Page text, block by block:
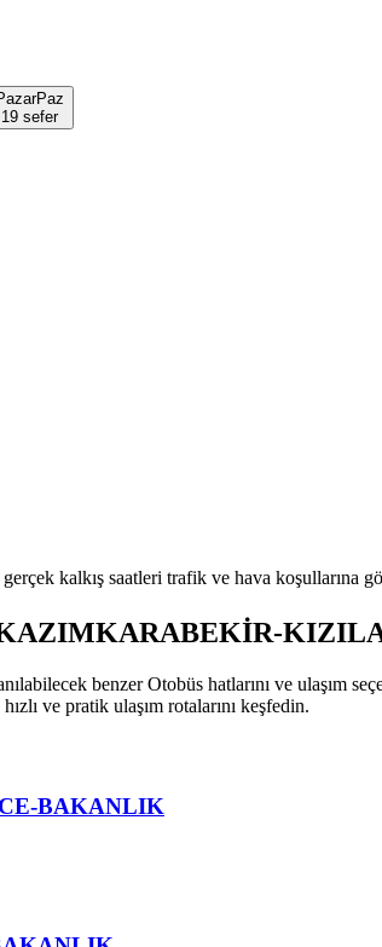
Paz
19 sefer
kalkış saatleri trafik ve hava koşullarına
KAZIMKARABEKİR-
benzer Otobüs hatlarını ve
ve pratik ulaşım rotalarını keşfedin.
BAKANLIK